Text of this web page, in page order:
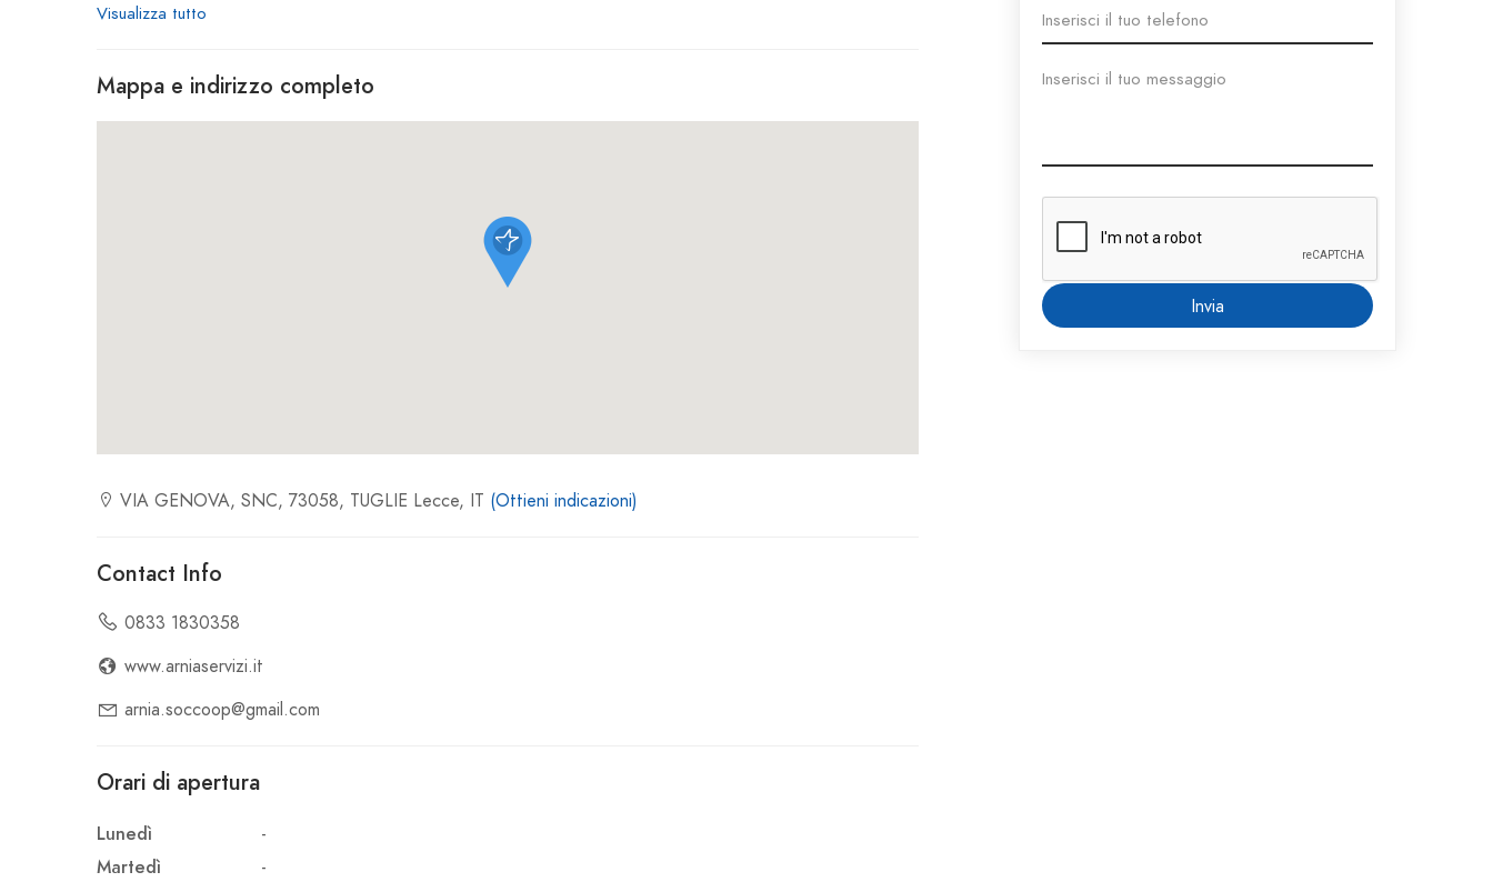
Visualizza tutto
Mappa e indirizzo completo
VIA GENOVA, SNC, 73058, TUGLIE Lecce, IT (Ottieni indicazioni)
Contact Info
0833 1830358
www.arniaservizi.it
arnia.soccoop@gmail.com
Orari di apertura
Lunedì
-
Martedì
-
Invia